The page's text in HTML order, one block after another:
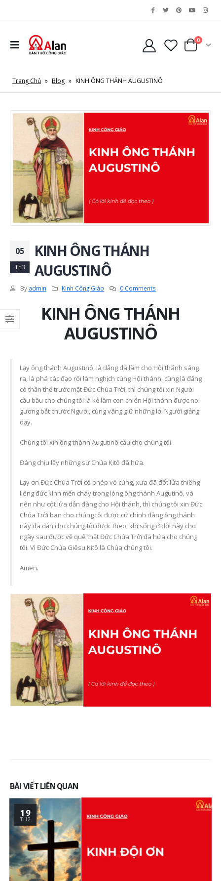
0
Trang Chủ » Blog » KINH ÔNG THÁNH AUGUSTINÔ
05
Th3
KINH ÔNG THÁNH
AUGUSTINÔ
By admin Kinh Công Giáo 0 Comments
KINH ÔNG THÁNH
AUGUSTINÔ
Lạy ông thánh Augustinô, là đấng dã làm cho Hội thánh sáng
ra, là phá các đạo rối làm nghịch cùng Hội thánh, cùng là đấng
có thần thế trước mặt Đức Chúa Trời, thì chúng tôi xin Người
cầu bầu cho chúng tôi là kẻ làm con chiên Hội thánh được noi
gương bắt chước Người, cùng vâng giữ những lời Người giảng
dạy.
Chúng tôi xin ông thánh Augutinô cầu cho chúng tôi.
Đáng chịu lấy những sự Chúa Kitô đã hứa.
Lạy ơn Đức Chúa Trời có phép vô cùng, xưa đã đốt lửa thiêng
liêng đức kính mến cháy trong lòng ông thánh Augutinô, và
nên như cột lửa dẫn đàng cho Hội thánh, thì chúng tôi xin Đức
Chúa Trời ban cho chúng tôi được cứ chính đàng ông thánh
này đã dẫn cho chúng tôi được theo, khi sống ở đời này cho
ngày sau được về quê thật Đức Chúa Trời đã hứa cho chúng
tôi. Vì Đức Chúa Giêsu Kitô là Chúa chúng tôi.
Amen.
BÀI VIẾT LIÊN QUAN
19
TH2
Năm Thánh 2025 và
thông điệp hy vọng – Gợi
mở đời sống cầu nguyện
Người Công giáo và việc
tôn kính tổ tiên – Sự gặp
gỡ giữa đức tin và đạo
hiếu Việt Nam
23 Tháng 6, 2026
Bàn thờ Công giáo
trong gia đình – Không
gian thiêng liêng nuôi
dưỡng đời sống đức tin
23 Tháng 6, 2026
hợp với nhà phố, chung
cư và phòng cầu nguyện
26 Tháng 5, 2026
Các Mùa Phụng Vụ
Năm Phụng Vụ Công
Sức Mạnh Gắn Kết Gia
Đình Công Giáo(P2)
6 Tháng 7, 2026
Bí Tích Thánh Thể –
Nguồn Sống Đức Tin
Sức Mạnh Gắn Kết Gia